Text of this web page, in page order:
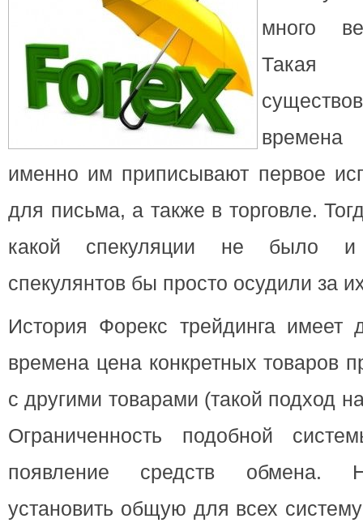
много
Такая
времена
именно им приписывают первое
для письма, а также в торговле.
какой спекуляции не было и
спекулянтов бы просто осудили за
История Форекс трейдинга имеет
времена цена конкретных товаров
с другими товарами (такой подход
Ограниченность подобной
появление средств обмена.
установить общую для всех